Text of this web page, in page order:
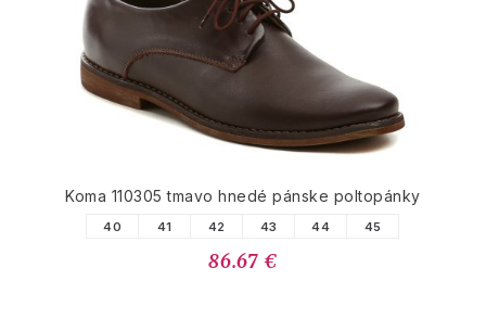
Koma 110305 tmavo hnedé pánske poltopánky
40 41 42 43 44 45
86.67 €